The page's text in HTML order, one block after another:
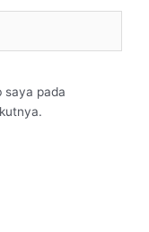
saya pada